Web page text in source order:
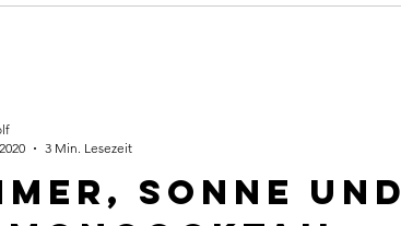
Sonne und
3 Min. Lesezeit